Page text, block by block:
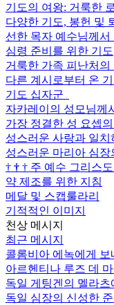
기도의 여왕: 거룩한
다양한 기도, 봉헌 및
선한 목자 예수님께
심령 준비를 위한 기도
거룩한 가족 피난처의
다른 계시로부터 온
기도 십자군
자카레이의 성모님께
가장 정결한 성 요셉
성스러운 사랑과 일치
성스러운 마리아 심장
† † † 주 예수 그리스
약 제조를 위한 지침
메달 및 스캡룰라리
기적적인 이미지
천상 메시지
최근 메시지
콜롬비아 에녹에게 보
아르헨티나 루즈 데
독일 게팅겐의 멜라츠
독일 심장의 신성한